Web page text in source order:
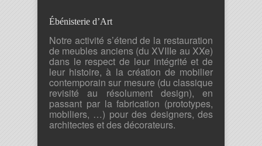
Ébénisterie d’Art
Notre activité s’étend de la restauration
de meubles anciens (du XVIIIe au XXe)
dans le respect de leur intégrité et de
leur histoire, à la création de mobilier
contemporain sur mesure (du classique
revisité au résolument design), en
passant par la fabrication (prototypes,
mobiliers, …) pour des designers, des
architectes et des décorateurs.